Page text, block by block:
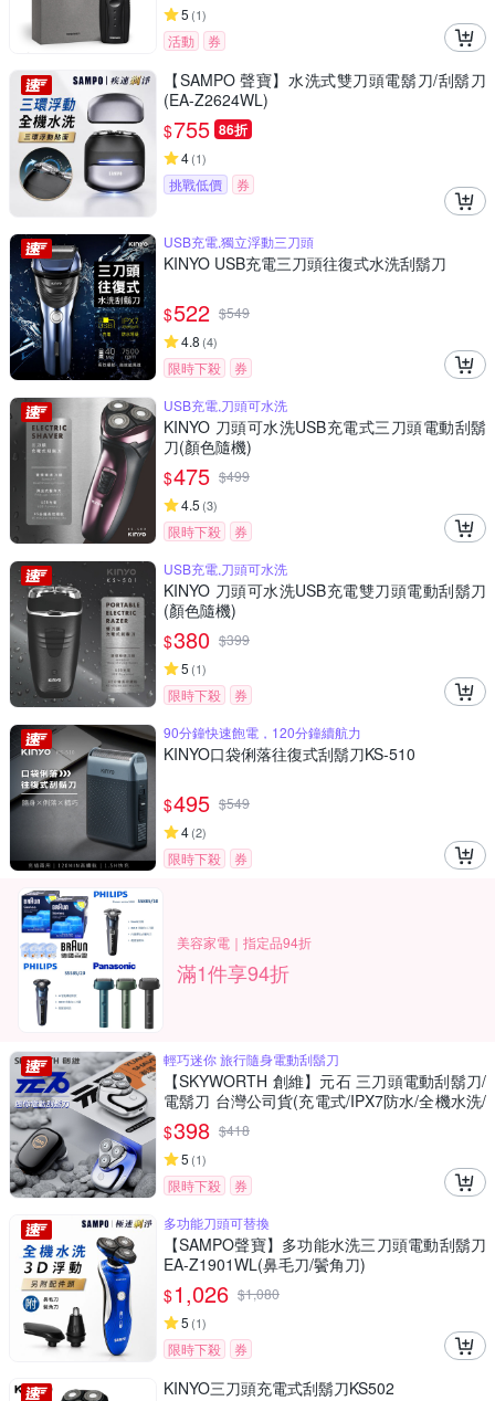
5 (1)
活動 券
【SAMPO 聲寶】水洗式雙刀頭電鬍刀/刮鬍刀
(EA-Z2624WL)
$755 86折
4(1)
挑戰低價 券
USB充電,獨立浮動三刀頭
KINYO USB充電三刀頭往復式水洗刮鬍刀
$522 $549
4.8 (4)
限時下殺
券
USB充電,刀頭可水洗
KINYO 刀頭可水洗USB充電式三刀頭電動刮鬍
刀(顏色隨機)
$475 $499
4.5 (3)
限時下殺
券
USB充電,刀頭可水洗
KINYO 刀頭可水洗USB充電雙刀頭電動刮鬍刀
(顏色隨機)
$380 $399
5 (1)
限時下殺
券
90分鐘快速飽電，120分鐘續航力
KINYO口袋俐落往復式刮鬍刀KS-510
$495 $549
4(2)
限時下殺 券
美容家電｜指定品94折
滿1件享94折
輕巧迷你 旅行隨身電動刮鬍刀
【SKYWORTH 創維】元石 三刀頭電動刮鬍刀/
電鬍刀 台灣公司貨(充電式/IPX7防水/全機水洗/
磁吸刀頭)
$398 $418
5 (1)
限時下殺
券
多功能刀頭可替換
【SAMPO聲寶】多功能水洗三刀頭電動刮鬍刀
EA-Z1901WL(鼻毛刀/鬢角刀)
$1,026 $1,080
5 (1)
限時下殺 券
KINYO三刀頭充電式刮鬍刀KS502